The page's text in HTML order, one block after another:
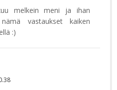
melkein meni ja ihan
vastaukset kaiken
:)